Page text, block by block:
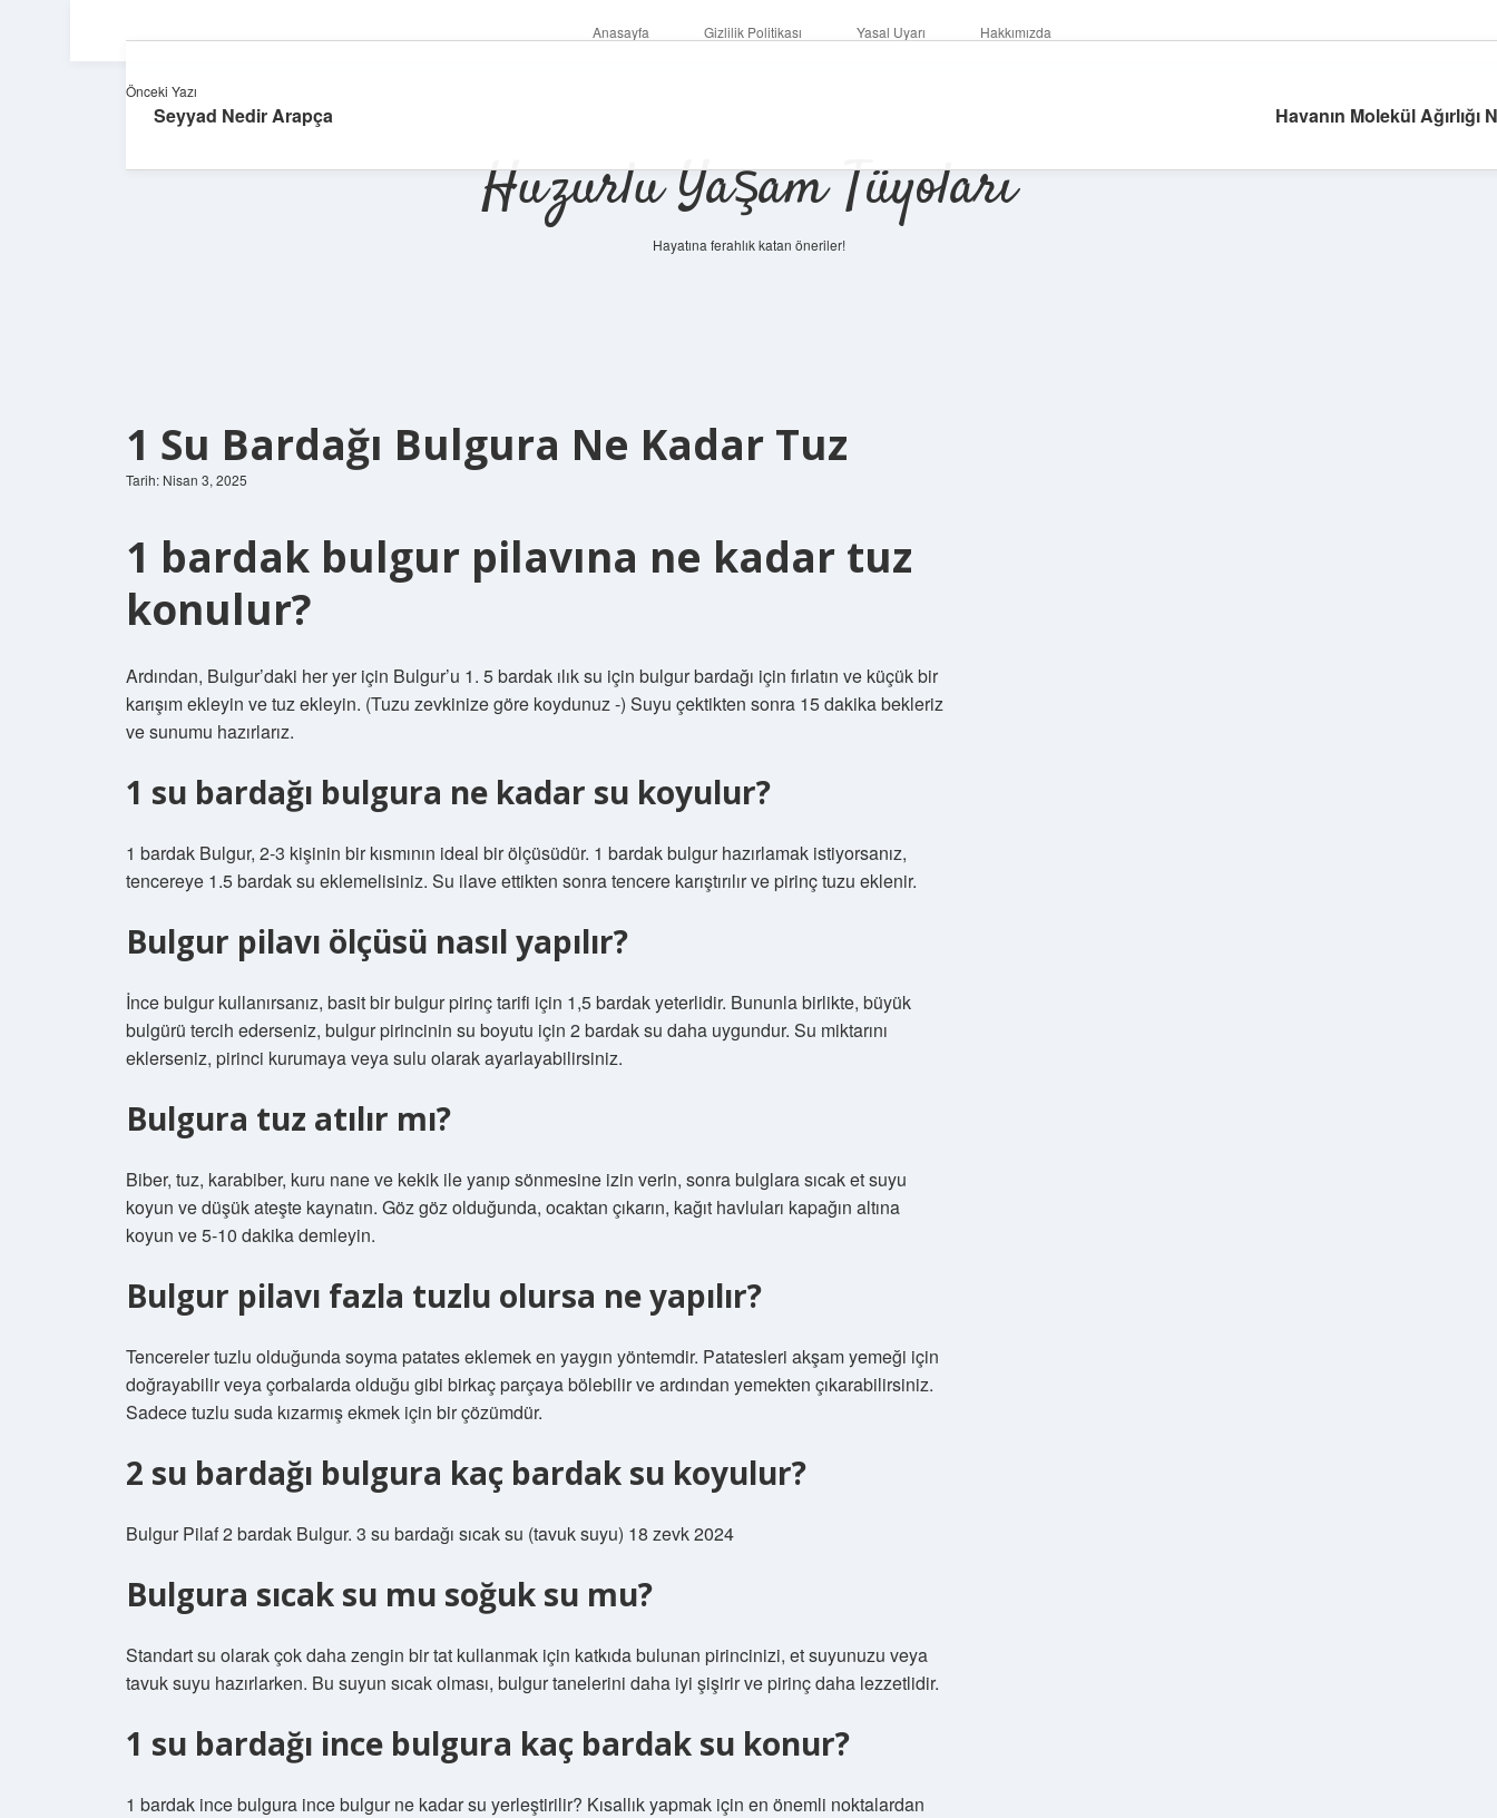
Anasayfa Gizlilik Politikası Yasal Uyarı Hakkımızda
Huzurlu Yaşam Tüyoları
Hayatına ferahlık katan öneriler!
1 Su Bardağı Bulgura Ne Kadar Tuz
Tarih: Nisan 3, 2025
1 bardak bulgur pilavına ne kadar tuz
konulur?
Ardından, Bulgur’daki her yer için Bulgur’u 1. 5 bardak ılık su için bulgur bardağı için fırlatın ve küçük bir
karışım ekleyin ve tuz ekleyin. (Tuzu zevkinize göre koydunuz -) Suyu çektikten sonra 15 dakika bekleriz
ve sunumu hazırlarız.
1 su bardağı bulgura ne kadar su koyulur?
1 bardak Bulgur, 2-3 kişinin bir kısmının ideal bir ölçüsüdür. 1 bardak bulgur hazırlamak istiyorsanız,
tencereye 1.5 bardak su eklemelisiniz. Su ilave ettikten sonra tencere karıştırılır ve pirinç tuzu eklenir.
Bulgur pilavı ölçüsü nasıl yapılır?
İnce bulgur kullanırsanız, basit bir bulgur pirinç tarifi için 1,5 bardak yeterlidir. Bununla birlikte, büyük
bulgürü tercih ederseniz, bulgur pirincinin su boyutu için 2 bardak su daha uygundur. Su miktarını
eklerseniz, pirinci kurumaya veya sulu olarak ayarlayabilirsiniz.
Bulgura tuz atılır mı?
Biber, tuz, karabiber, kuru nane ve kekik ile yanıp sönmesine izin verin, sonra bulglara sıcak et suyu
koyun ve düşük ateşte kaynatın. Göz göz olduğunda, ocaktan çıkarın, kağıt havluları kapağın altına
koyun ve 5-10 dakika demleyin.
Bulgur pilavı fazla tuzlu olursa ne yapılır?
Tencereler tuzlu olduğunda soyma patates eklemek en yaygın yöntemdir. Patatesleri akşam yemeği için
doğrayabilir veya çorbalarda olduğu gibi birkaç parçaya bölebilir ve ardından yemekten çıkarabilirsiniz.
Sadece tuzlu suda kızarmış ekmek için bir çözümdür.
2 su bardağı bulgura kaç bardak su koyulur?
Bulgur Pilaf 2 bardak Bulgur. 3 su bardağı sıcak su (tavuk suyu) 18 zevk 2024
Bulgura sıcak su mu soğuk su mu?
Standart su olarak çok daha zengin bir tat kullanmak için katkıda bulunan pirincinizi, et suyunuzu veya
tavuk suyu hazırlarken. Bu suyun sıcak olması, bulgur tanelerini daha iyi şişirir ve pirinç daha lezzetlidir.
1 su bardağı ince bulgura kaç bardak su konur?
1 bardak ince bulgura ince bulgur ne kadar su yerleştirilir? Kısallık yapmak için en önemli noktalardan
Önceki Yazı
Seyyad Nedir Arapça Havanın Molekül Ağırlığı